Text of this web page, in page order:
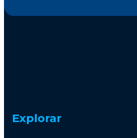
Explorar